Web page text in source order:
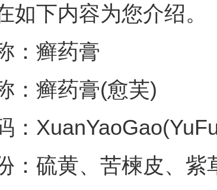
如下内容为您介绍。
：癣药膏
：癣药膏(愈芙)
：
：硫黄、苦楝皮、紫